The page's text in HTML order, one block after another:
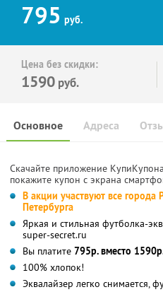
795 руб.
Цена без скидки:
1590 руб.
Основное Адреса
Скачайте приложение
покажите купон с экрана
В акции участвуют все
Петербурга
Яркая и стильная футболка-
super-secret.ru
Вы платите 795р. вместо
100% хлопок!
Эквалайзер легко снимается,